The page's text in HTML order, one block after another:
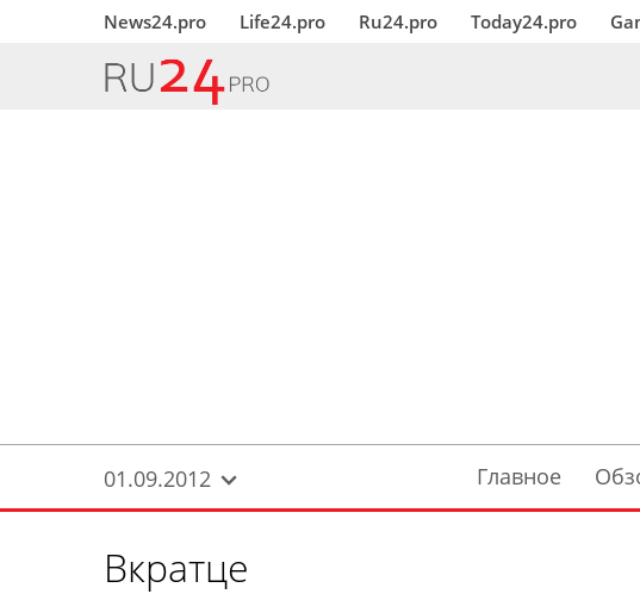
News24.pro Life24.pro Ru24.pro Today24.pro
01.09.2012 Главное
Вкратце